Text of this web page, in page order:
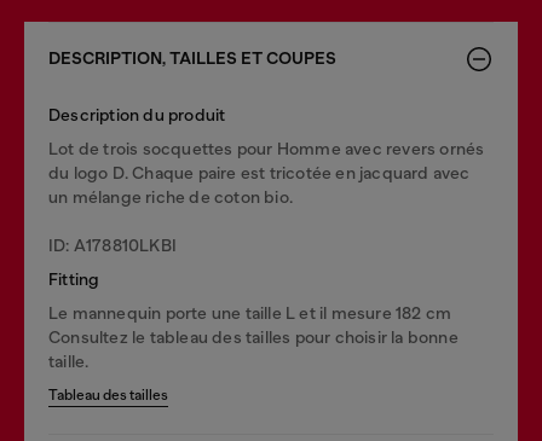
DESCRIPTION, TAILLES ET COUPES
Description du produit
Lot de trois socquettes pour Homme avec revers ornés
du logo D. Chaque paire est tricotée en jacquard avec
un mélange riche de coton bio.
ID: A178810LKBI
Fitting
Le mannequin porte une taille L et il mesure 182 cm
Consultez le tableau des tailles pour choisir la bonne
taille.
Tableau des tailles